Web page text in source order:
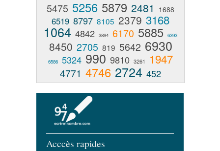
5475 5256 5879 2481 1688
6519 8797 8105 2379 3168
1064 4842 3894 6170 5885 6393
8450 2705 819 5642 6930
6586 5324 990 9810 3261 1947
4771 4746 2724 452
Acccès rapides